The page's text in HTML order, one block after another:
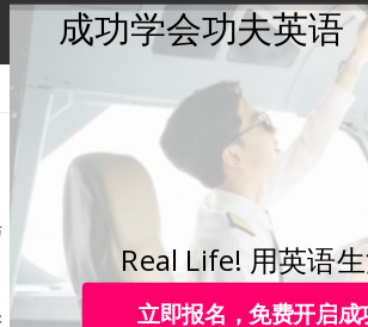
咨询热线：4006-979-088 或
▶ KUNGFU ENGLISH
成功学会英语
立即报名，免费开启
成功学会功夫英语
Real Life! 用英语